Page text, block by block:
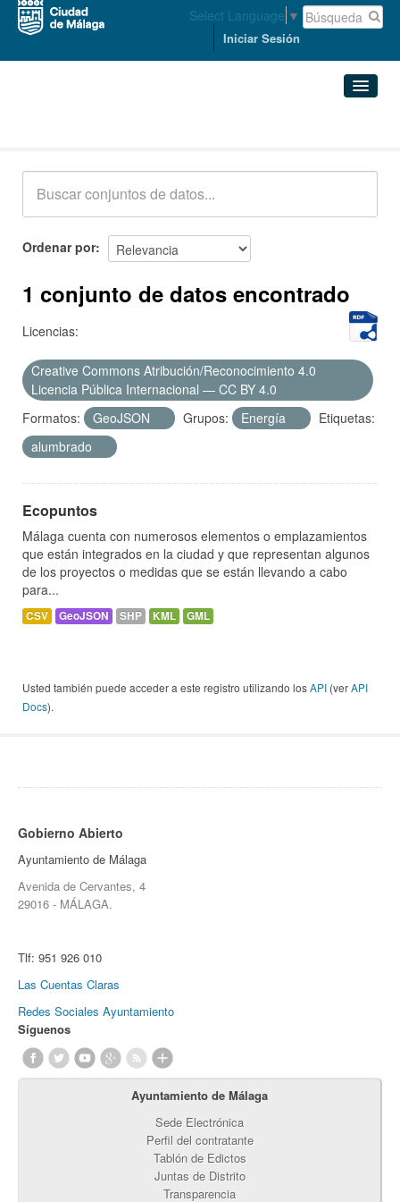
Select Language ▼
Iniciar Sesión
Acerca de
Ordenar por
1 conjunto de datos encontrado
Licencias:
Creative Commons Atribución/Reconocimiento 4.0
Licencia Pública Internacional — CC BY 4.0
Formatos:
GeoJSON Grupos: Energía
Etiquetas:
alumbrado
Ecopuntos
Málaga cuenta con numerosos elementos o emplazamientos
que están integrados en la ciudad y que representan algunos
de los proyectos o medidas que se están llevando a cabo
para...
CSV GeoJSON SHP KML GML
Usted también puede acceder a este registro utilizando losAPI (verAPI
Docs).
Gobierno Abierto
Ayuntamiento de Málaga
Avenida de Cervantes, 4
29016 - MÁLAGA.
Tlf: 951 926 010
Las Cuentas Claras
Redes Sociales Ayuntamiento
Síguenos
Ayuntamiento de Málaga
Sede Electrónica
Perfil del contratante
Tablón de Edictos
Juntas de Distrito
Transparencia